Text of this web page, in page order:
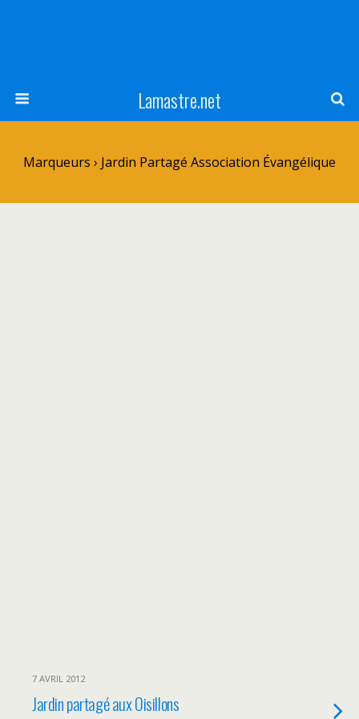
Lamastre.net
Marqueurs › Jardin Partagé Association Évangélique
7 AVRIL 2012
Jardin partagé aux Oisillons